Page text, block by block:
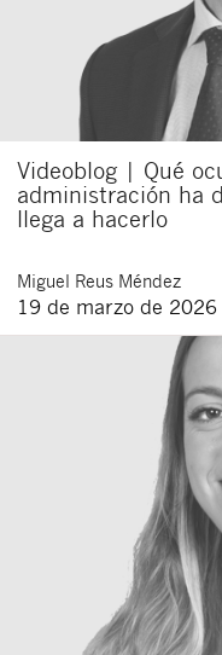
Videoblog | Qué
administración ha
llega a hacerlo
Miguel Reus Méndez
19 de marzo de 2026